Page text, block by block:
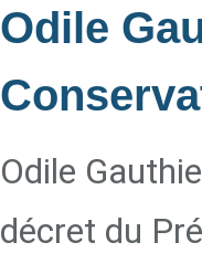
Odile
Odile
décret du